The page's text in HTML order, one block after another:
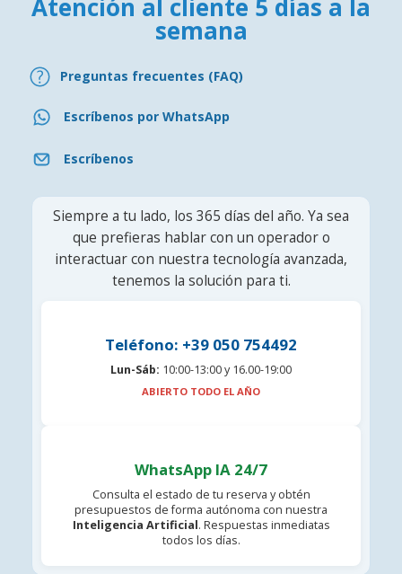
Atención al cliente 5 días a la
semana
Preguntas frecuentes (FAQ)
Escríbenos por WhatsApp
Escríbenos
Siempre a tu lado, los 365 días del año. Ya sea
que prefieras hablar con un operador o
interactuar con nuestra tecnología avanzada,
tenemos la solución para ti.
Teléfono: +39 050 754492
Lun-Sáb: 10:00-13:00 y 16.00-19:00
ABIERTO TODO EL AÑO
WhatsApp IA 24/7
Consulta el estado de tu reserva y obtén
presupuestos de forma autónoma con nuestra
Inteligencia Artificial. Respuestas inmediatas
todos los días.